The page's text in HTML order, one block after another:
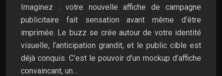
Imaginez : votre nouvelle affiche de campagne
publicitaire fait sensation avant même d’être
imprimée. Le buzz se crée autour de votre identité
visuelle, l’anticipation grandit, et le public cible est
déjà conquis. C’est le pouvoir d’un mockup d’affiche
convaincant, un…